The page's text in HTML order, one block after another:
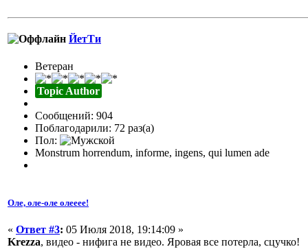
ЙетТи
Ветеран
Topic Author
Сообщений: 904
Поблагодарили: 72 раз(а)
Пол:
Monstrum horrendum, informe, ingens, qui lumen ade
Оле, оле-оле олееее!
« Ответ #3: 05 Июля 2018, 19:14:09 »
Krezza, видео - нифига не видео. Яровая все потерла, сцучко!